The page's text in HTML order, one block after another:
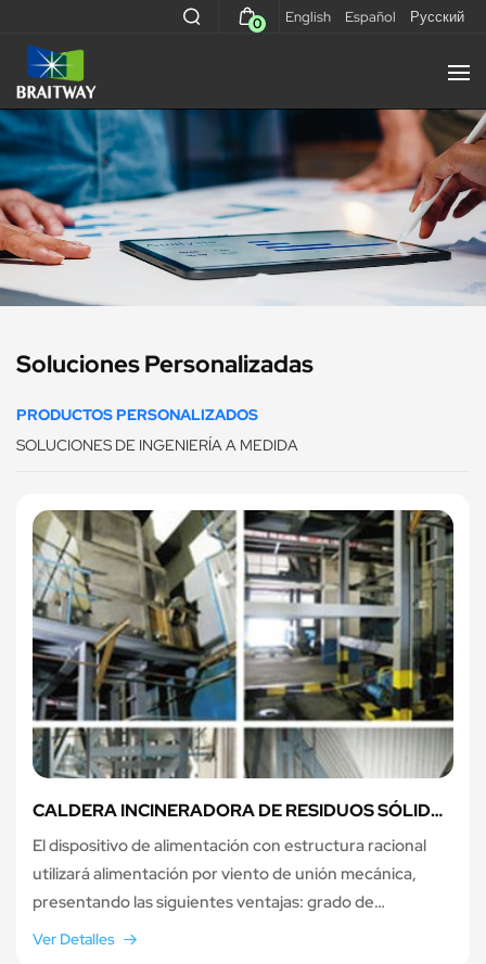
English Español Русский
0
Soluciones Personalizadas
PRODUCTOS PERSONALIZADOS
SOLUCIONES DE INGENIERÍA A MEDIDA
CALDERA INCINERADORA DE RESIDUOS SÓLIDOS Y RESIDUOS SÓLIDOS URBANOS
El dispositivo de alimentación con estructura racional
utilizará alimentación por viento de unión mecánica,
presentando las siguientes ventajas: grado de
mecanización uniforme, confiable y alto.
Ver Detalles